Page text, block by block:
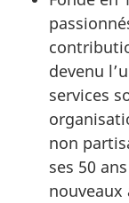
devenu
services
non
ses 50
nouveaux